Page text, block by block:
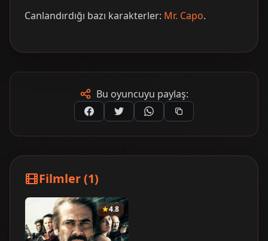
Canlandırdığı bazı karakterler: Mr. Capo.
Bu oyuncuyu paylaş:
Filmler (1)
4.8